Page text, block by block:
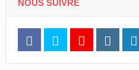
NOUS SUIVRE